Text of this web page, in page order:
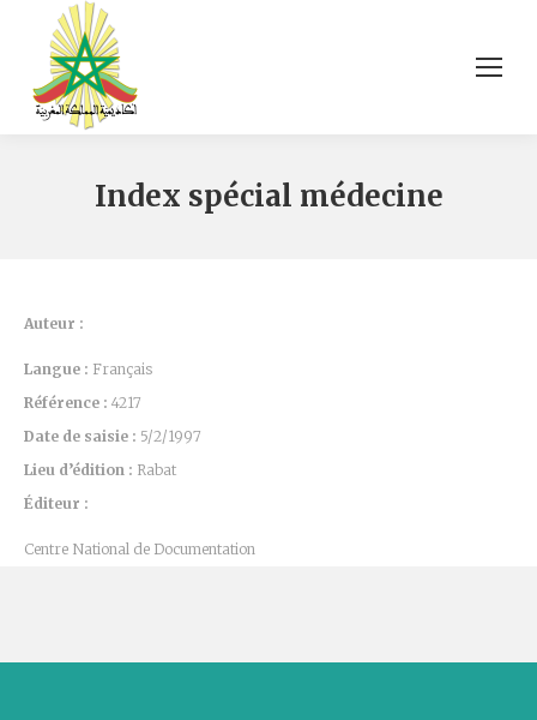
Index spécial médecine
Auteur :
Langue : Français
Référence : 4217
Date de saisie : 5/2/1997
Lieu d’édition : Rabat
Éditeur :
Centre National de Documentation